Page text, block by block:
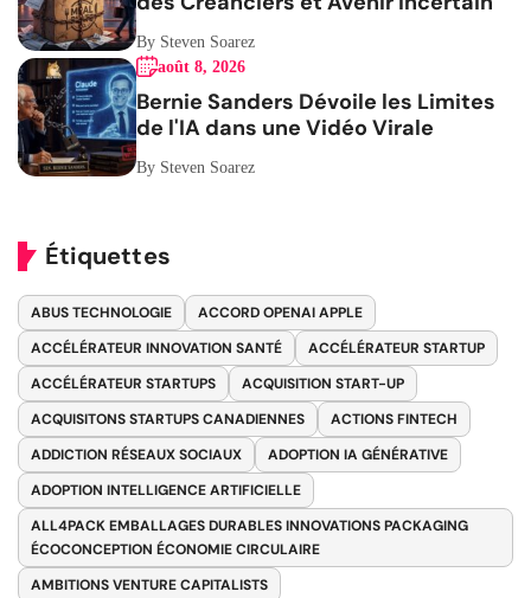
By Steven Soarez
août 8, 2026
Bernie Sanders Dévoile les Limites
de l'IA dans une Vidéo Virale
By Steven Soarez
Étiquettes
ABUS TECHNOLOGIE
ACCORD OPENAI APPLE
ACCÉLÉRATEUR INNOVATION SANTÉ
ACCÉLÉRATEUR STARTUP
ACCÉLÉRATEUR STARTUPS
ACQUISITION START-UP
ACQUISITONS STARTUPS CANADIENNES
ACTIONS FINTECH
ADDICTION RÉSEAUX SOCIAUX
ADOPTION IA GÉNÉRATIVE
ADOPTION INTELLIGENCE ARTIFICIELLE
ALL4PACK EMBALLAGES DURABLES INNOVATIONS PACKAGING
ÉCOCONCEPTION ÉCONOMIE CIRCULAIRE
AMBITIONS VENTURE CAPITALISTS